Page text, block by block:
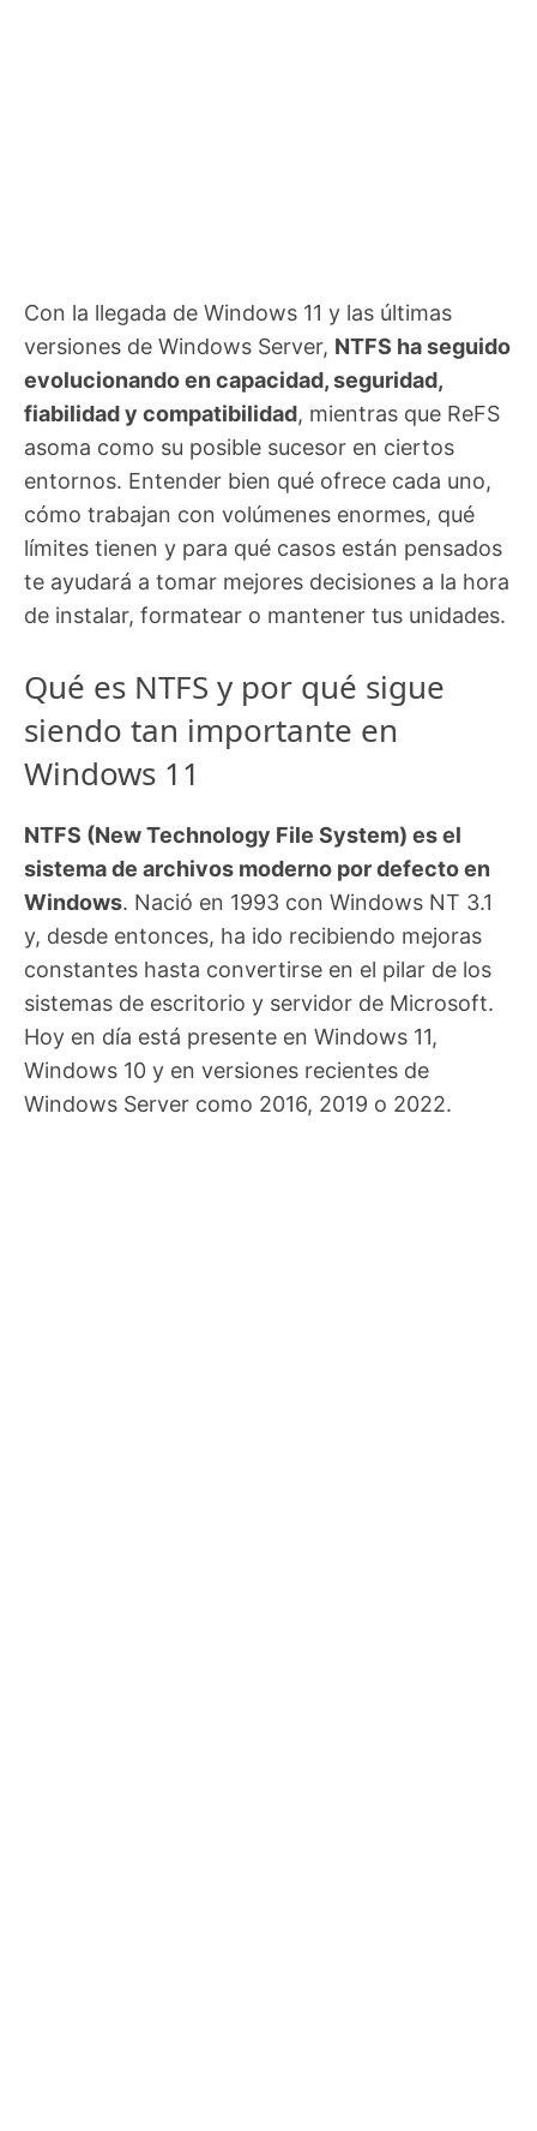
Con la llegada de Windows 11 y las últimas
versiones de Windows Server, NTFS ha seguido
evolucionando en capacidad, seguridad,
fiabilidad y compatibilidad, mientras que ReFS
asoma como su posible sucesor en ciertos
entornos. Entender bien qué ofrece cada uno,
cómo trabajan con volúmenes enormes, qué
límites tienen y para qué casos están pensados
te ayudará a tomar mejores decisiones a la hora
de instalar, formatear o mantener tus unidades.
Qué es NTFS y por qué sigue
siendo tan importante en
Windows 11
NTFS (New Technology File System) es el
sistema de archivos moderno por defecto en
Windows. Nació en 1993 con Windows NT 3.1
y, desde entonces, ha ido recibiendo mejoras
constantes hasta convertirse en el pilar de los
sistemas de escritorio y servidor de Microsoft.
Hoy en día está presente en Windows 11,
Windows 10 y en versiones recientes de
Windows Server como 2016, 2019 o 2022.